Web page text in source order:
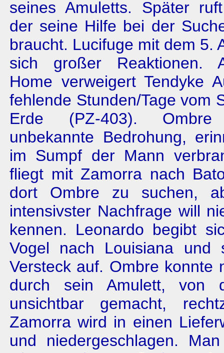
seines Amuletts. Später
der seine Hilfe bei der
braucht. Lucifuge mit dem 5.
sich großer Reaktionen.
Home verweigert Tendyke
fehlende Stunden/Tage vom
Erde (PZ-403).
unbekannte Bedrohung,
im Sumpf der Mann
fliegt mit Zamorra nach
dort Ombre zu suchen,
intensivster Nachfrage will
kennen. Leonardo begibt
Vogel nach Louisiana und
Versteck auf. Ombre konnte
durch sein Amulett, von
unsichtbar gemacht,
Zamorra wird in einen
und niedergeschlagen.